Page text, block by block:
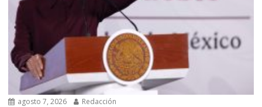
agosto 7, 2026 Redacción